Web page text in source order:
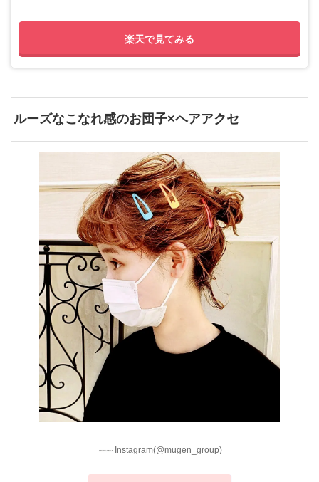
楽天で見てみる
ルーズなこなれ感のお団子×ヘアアクセ
Instagram(@mugen_group)